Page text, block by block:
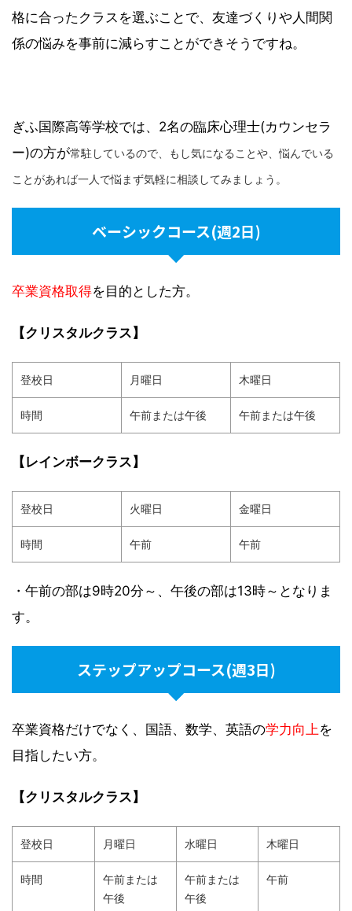
格に合ったクラスを選ぶことで、友達づくりや人間関
係の悩みを事前に減らすことができそうですね。
ぎふ国際高等学校では、2名の臨床心理士(カウンセラ
ー)の方が常駐しているので、もし気になることや、悩んでいる
ことがあれば一人で悩まず気軽に相談してみましょう。
ベーシックコース(週2日)
卒業資格取得を目的とした方。
【クリスタルクラス】
登校日 月曜日 木曜日
時間 午前または午後 午前または午後
【レインボークラス】
登校日 火曜日 金曜日
時間 午前 午前
・午前の部は9時20分～、午後の部は13時～となりま
す。
ステップアップコース(週3日)
卒業資格だけでなく、国語、数学、英語の学力向上 を
目指したい方。
【クリスタルクラス】
登校日 月曜日 水曜日 木曜日
時間
午前または
午後
午前または
午後
午前